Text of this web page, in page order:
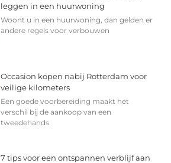
leggen in een huurwoning
Woont u in een huurwoning, dan gelden er
andere regels voor verbouwen
Occasion kopen nabij Rotterdam voor
veilige kilometers
Een goede voorbereiding maakt het
verschil bij de aankoop van een
tweedehands
7 tips voor een ontspannen verblijf aan